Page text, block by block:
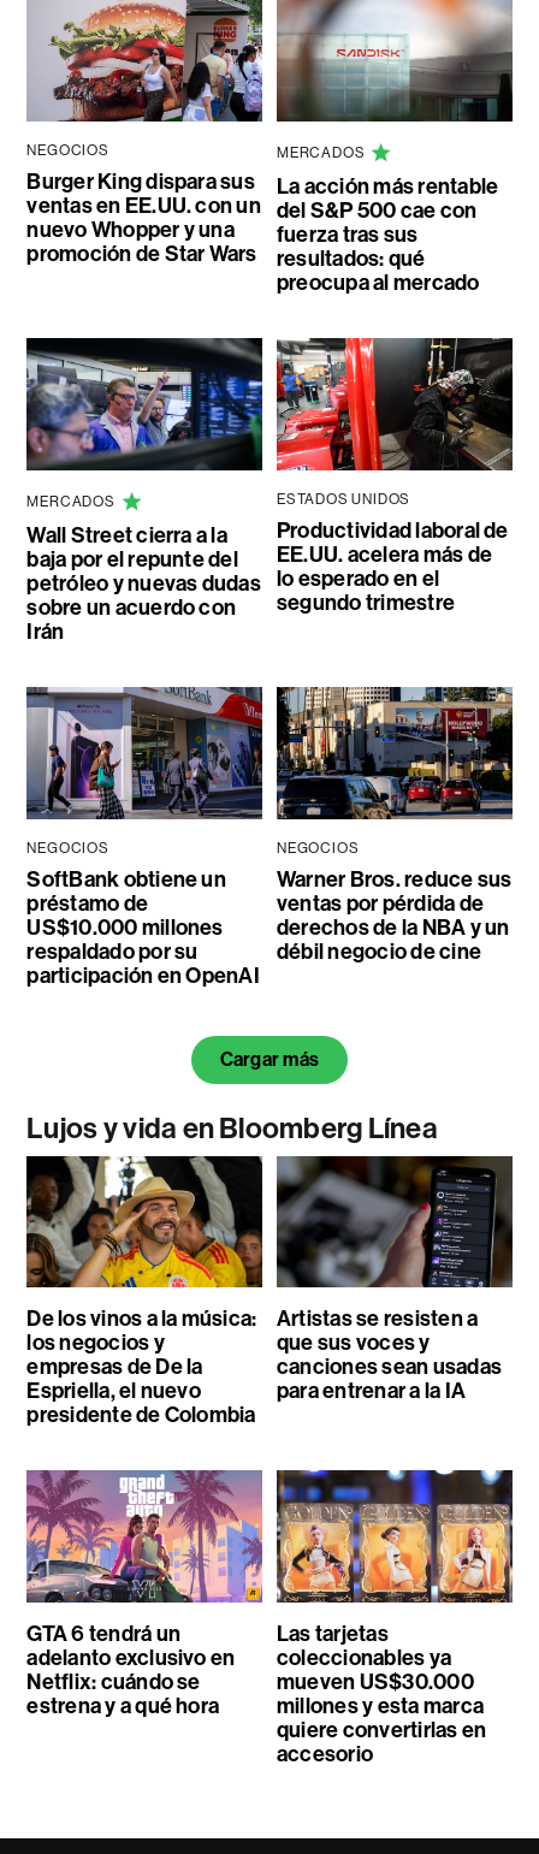
NEGOCIOS
Burger King dispara sus
ventas en EE.UU. con un
nuevo Whopper y una
promoción de Star Wars
MERCADOS
La acción más rentable
del S&P 500 cae con
fuerza tras sus
resultados: qué
preocupa al mercado
MERCADOS
Wall Street cierra a la
baja por el repunte del
petróleo y nuevas dudas
sobre un acuerdo con
Irán
ESTADOS UNIDOS
Productividad laboral de
EE.UU. acelera más de
lo esperado en el
segundo trimestre
NEGOCIOS
SoftBank obtiene un
préstamo de
US$10.000 millones
respaldado por su
participación en OpenAI
NEGOCIOS
Warner Bros. reduce sus
ventas por pérdida de
derechos de la NBA y un
débil negocio de cine
Cargar más
Lujos y vida en Bloomberg Línea
De los vinos a la música:
los negocios y
empresas de De la
Espriella, el nuevo
presidente de Colombia
Artistas se resisten a
que sus voces y
canciones sean usadas
para entrenar a la IA
GTA 6 tendrá un
adelanto exclusivo en
Netflix: cuándo se
estrena y a qué hora
Las tarjetas
coleccionables ya
mueven US$30.000
millones y esta marca
quiere convertirlas en
accesorio